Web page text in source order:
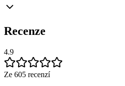
Recenze
4.9
Ze 605 recenzí